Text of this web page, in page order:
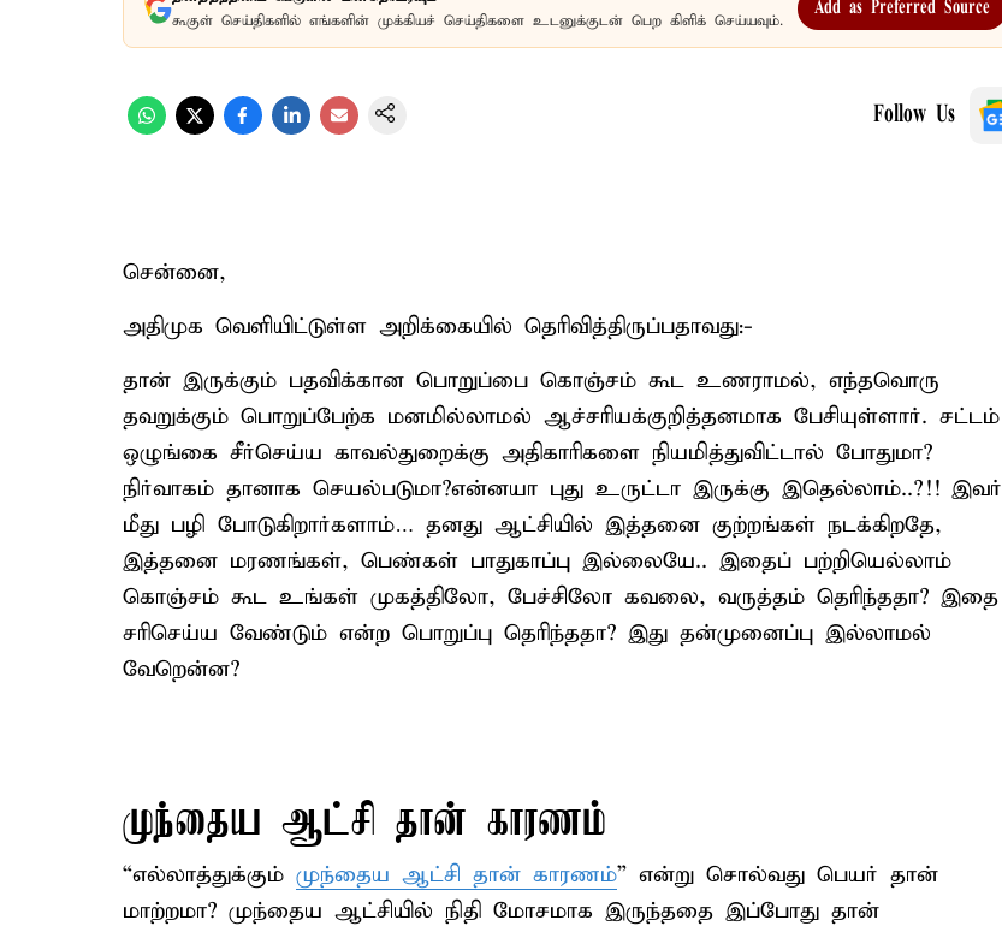
கூகுள் செய்திகளில் எங்களின் முக்கியச் செய்திகளை உடனுக்குடன் பெற கிளிக் செய்யவும்.
Add as Preferred Source
Follow Us
சென்னை,
அதிமுக வெளியிட்டுள்ள அறிக்கையில் தெரிவித்திருப்பதாவது:-
தான் இருக்கும் பதவிக்கான பொறுப்பை கொஞ்சம் கூட உணராமல், எந்தவொரு
தவறுக்கும் பொறுப்பேற்க மனமில்லாமல் ஆச்சரியக்குறித்தனமாக பேசியுள்ளார். சட்டம்
ஒழுங்கை சீர்செய்ய காவல்துறைக்கு அதிகாரிகளை நியமித்துவிட்டால் போதுமா?
நிர்வாகம் தானாக செயல்படுமா?என்னயா புது உருட்டா இருக்கு இதெல்லாம்..?!! இவர்
மீது பழி போடுகிறார்களாம்… தனது ஆட்சியில் இத்தனை குற்றங்கள் நடக்கிறதே,
இத்தனை மரணங்கள், பெண்கள் பாதுகாப்பு இல்லையே.. இதைப் பற்றியெல்லாம்
கொஞ்சம் கூட உங்கள் முகத்திலோ, பேச்சிலோ கவலை, வருத்தம் தெரிந்ததா? இதை
சரிசெய்ய வேண்டும் என்ற பொறுப்பு தெரிந்ததா? இது தன்முனைப்பு இல்லாமல்
வேறென்ன?
முந்தைய ஆட்சி தான் காரணம்
“எல்லாத்துக்கும் முந்தைய ஆட்சி தான் காரணம்” என்று சொல்வது பெயர் தான்
மாற்றமா? முந்தைய ஆட்சியில் நிதி மோசமாக இருந்ததை இப்போது தான்